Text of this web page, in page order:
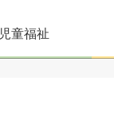
児童福祉